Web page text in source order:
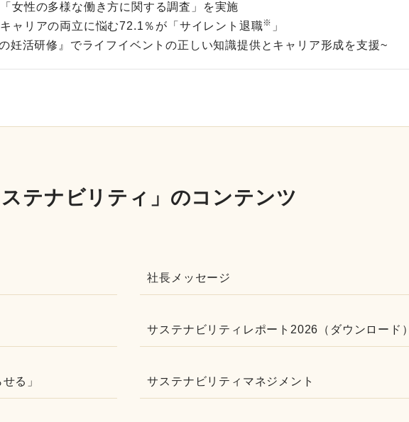
女性の多様な働き方に関する調査」を実施
ャリアの両立に悩む72.1％が「サイレント退職※ 」
妊活研修』でライフイベントの正しい知識提供とキャリア形成を支援~
ステナビリティ」のコンテンツ
る」
社長メッセージ
サステナビリティレポート2026（ダウンロード）
サステナビリティマネジメント